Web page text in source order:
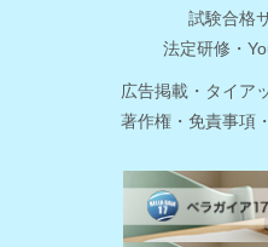
試験合格
法定研修・
広告掲載・タイア
著作権・免責事項